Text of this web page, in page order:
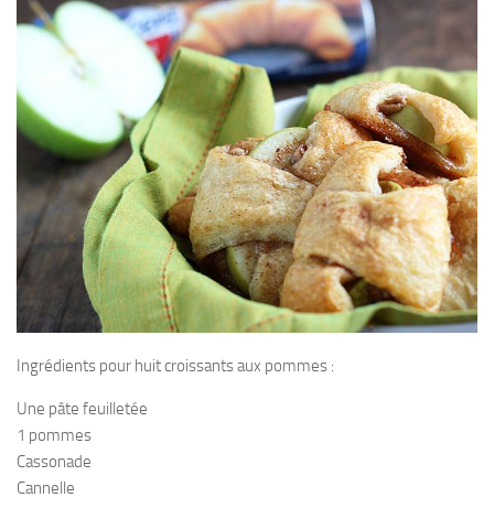
Ingrédients pour huit croissants aux pommes :
Une pâte feuilletée
1 pommes
Cassonade
Cannelle